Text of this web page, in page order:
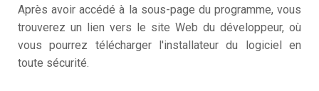
Après avoir accédé à la sous-page du programme, vous
trouverez un lien vers le site Web du développeur, où
vous pourrez télécharger l'installateur du logiciel en
toute sécurité.